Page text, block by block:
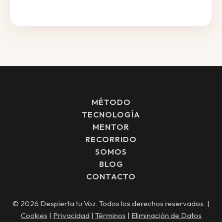
MÉTODO
TECNOLOGÍA
MENTOR
RECORRIDO
SOMOS
BLOG
CONTACTO
© 2026 Despierta tu Voz. Todos los derechos reservados. |
Cookies | Privacidad| Términos | Eliminación de Datos